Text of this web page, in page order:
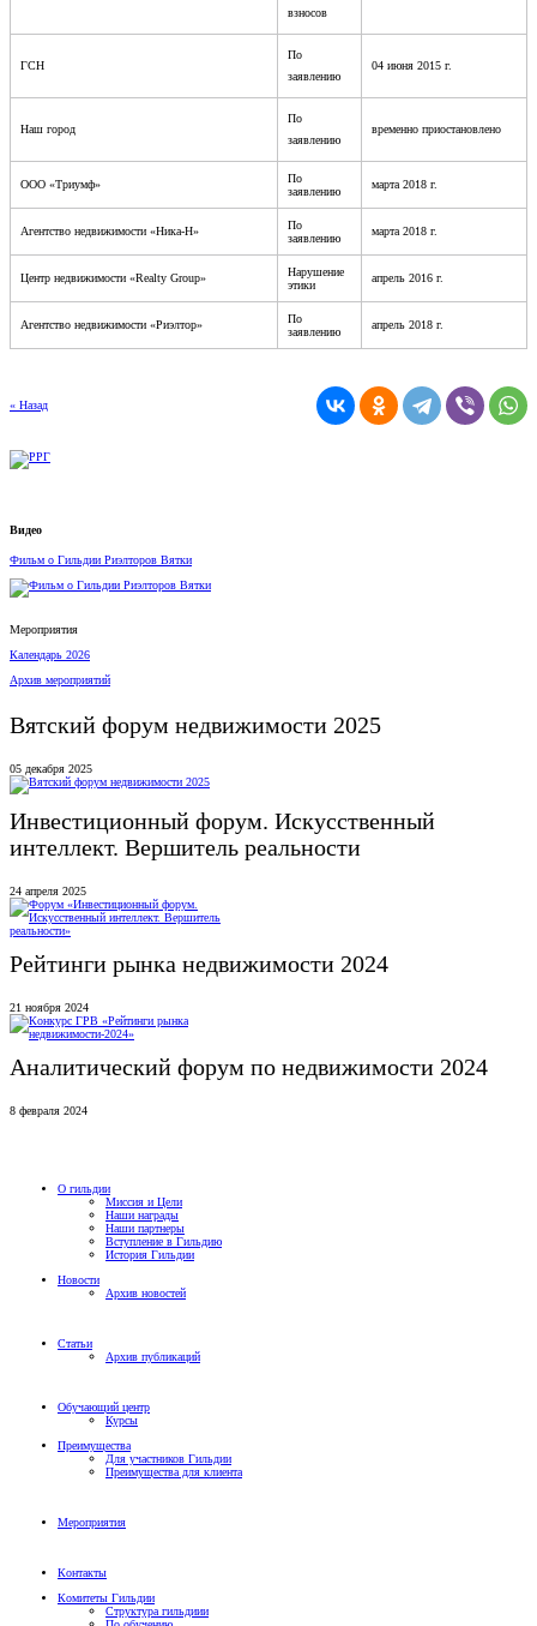
взносов
ГСН
По
заявлению
04 июня 2015 г.
Наш город
По
заявлению
временно приостановлено
ООО «Триумф»
По
заявлению
марта 2018 г.
Агентство недвижимости «Ника-Н»
По
заявлению
марта 2018 г.
Центр недвижимости «Realty Group»
Нарушение
этики
апрель 2016 г.
Агентство недвижимости «Риэлтор»
По
заявлению
апрель 2018 г.
« Назад
Видео
Фильм о Гильдии Риэлторов Вятки
Мероприятия
Календарь 2026
Архив мероприятий
Вятский форум недвижимости 2025
05 декабря 2025
Инвестиционный форум. Искусственный
интеллект. Вершитель реальности
24 апреля 2025
Рейтинги рынка недвижимости 2024
21 ноября 2024
Аналитический форум по недвижимости 2024
8 февраля 2024
О гильдии
Миссия и Цели
Наши награды
Наши партнеры
Вступление в Гильдию
История Гильдии
Новости
Архив новостей
Статьи
Архив публикаций
Обучающий центр
Курсы
Преимущества
Для участников Гильдии
Преимущества для клиента
Мероприятия
Контакты
Комитеты Гильдии
Структура гильдиии